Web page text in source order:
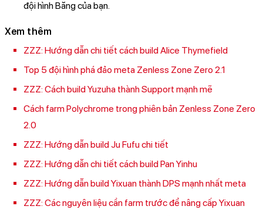
đội hình Băng của bạn.
Xem thêm
ZZZ: Hướng dẫn chi tiết cách build Alice Thymefield
Top 5 đội hình phá đảo meta Zenless Zone Zero 2.1
ZZZ: Cách build Yuzuha thành Support mạnh mẽ
Cách farm Polychrome trong phiên bản Zenless Zone Zero
2.0
ZZZ: Hướng dẫn build Ju Fufu chi tiết
ZZZ: Hướng dẫn chi tiết cách build Pan Yinhu
ZZZ: Hướng dẫn build Yixuan thành DPS mạnh nhất meta
ZZZ: Các nguyên liệu cần farm trước để nâng cấp Yixuan